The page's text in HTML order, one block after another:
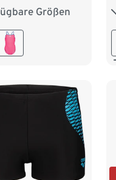
Größen
128 140 152